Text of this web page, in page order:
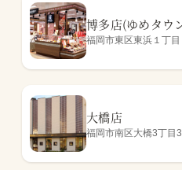
博多店(ゆめタウ
福岡市東区東浜１丁目
大橋店
福岡市南区大橋3丁目